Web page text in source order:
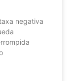
negativa